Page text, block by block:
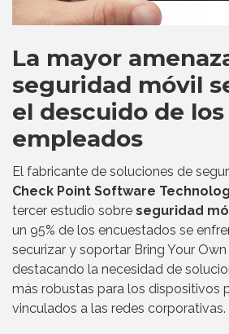
La mayor
seguridad móvil
el descuido de los
empleados
El fabricante de soluciones de
Check Point Software
tercer estudio sobre seguridad
un 95% de los encuestados se
securizar y soportar Bring Your
destacando la necesidad de
más robustas para los dispositivos
vinculados a las redes corporativas.